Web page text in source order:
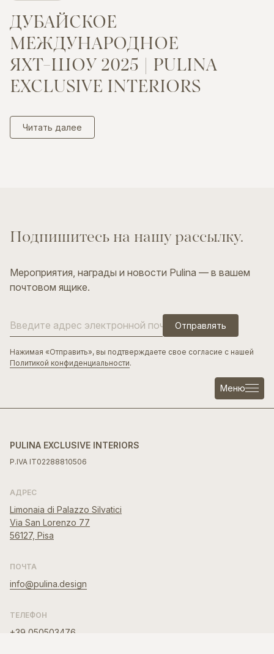
Меню
и люди
роскошь
Профиль компании
Люди
Награды
МОРЕ[ ЯХТЫ ]
НЕБО[ ЭТАЛОН РОСКОШНОГО ПЕРЕДВИЖЕНИЯ ]
ОГОНЬ[ ДИЗАЙН ИЗДЕЛИЙ ]
ДУБАЙСКОЕ
МЕЖДУНАРОДНОЕ
ЯХТ-ШОУ 2025 | PULINA
EXCLUSIVE INTERIORS
Читать далее
Подпишитесь на нашу рассылку.
Мероприятия, награды и новости Pulina — в вашем
почтовом ящике.
Отправлять
Нажимая «Отправить», вы подтверждаете свое согласие с нашей
Политикой конфиденциальности.
PULINA EXCLUSIVE INTERIORS
P.IVA IT02288810506
АДРЕС
Limonaia di Palazzo Silvatici
Via San Lorenzo 77
56127, Pisa
ПОЧТА
info@pulina.design
ТЕЛЕФОН
+39 050503476